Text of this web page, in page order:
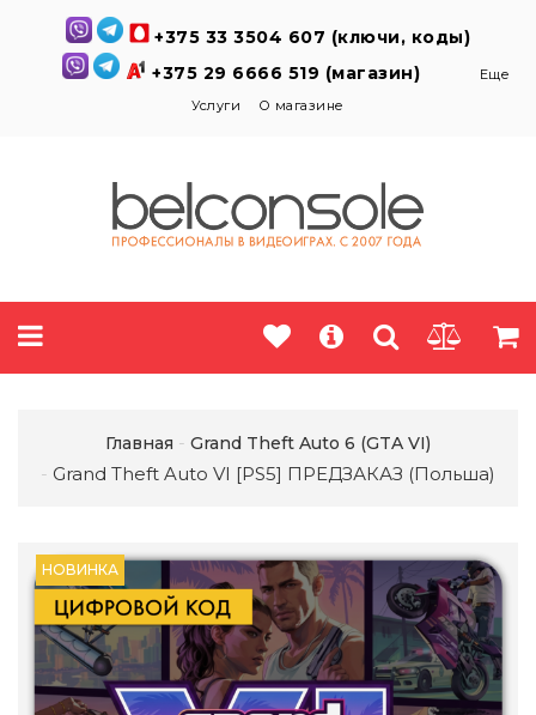
+375 33 3504 607 (ключи, коды)
+375 29 6666 519 (магазин)
Еще
Услуги
О магазине
Главная Grand Theft Auto 6 (GTA VI)
Grand Theft Auto VI [PS5] ПРЕДЗАКАЗ (Польша)
НОВИНКА